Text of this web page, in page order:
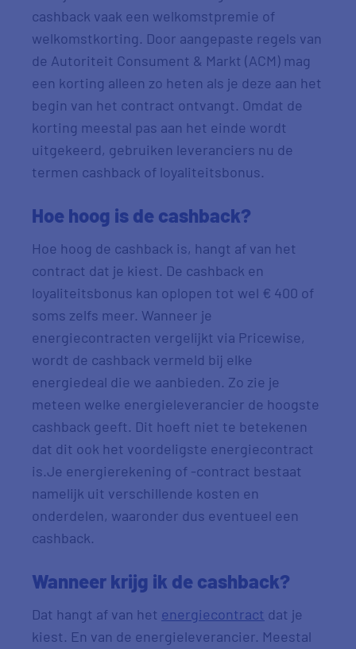
cashback vaak een welkomstpremie of
welkomstkorting. Door aangepaste regels van
de Autoriteit Consument & Markt (ACM) mag
een korting alleen zo heten als je deze aan het
begin van het contract ontvangt. Omdat de
korting meestal pas aan het einde wordt
uitgekeerd, gebruiken leveranciers nu de
termen cashback of loyaliteitsbonus.
Hoe hoog is de cashback?
Hoe hoog de cashback is, hangt af van het
contract dat je kiest. De cashback en
loyaliteitsbonus kan oplopen tot wel € 400 of
soms zelfs meer. Wanneer je
energiecontracten vergelijkt via Pricewise,
wordt de cashback vermeld bij elke
energiedeal die we aanbieden. Zo zie je
meteen welke energieleverancier de hoogste
cashback geeft. Dit hoeft niet te betekenen
dat dit ook het voordeligste energiecontract
is.Je energierekening of -contract bestaat
namelijk uit verschillende kosten en
onderdelen, waaronder dus eventueel een
cashback.
Wanneer krijg ik de cashback?
Dat hangt af van het energiecontract dat je
kiest. En van de energieleverancier. Meestal